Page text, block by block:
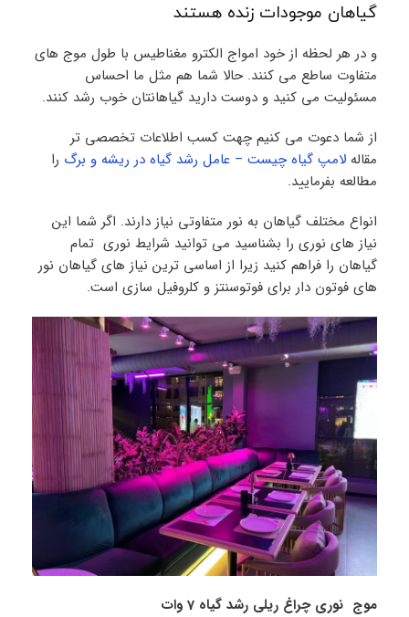
گیاهان موجودات زنده هستند
و در هر لحظه از خود امواج الکترو مغناطیس با طول موج های
متفاوت ساطع می کنند. حالا شما هم مثل ما احساس
مسئولیت می کنید و دوست دارید گیاهانتان خوب رشد کنند.
از شما دعوت می کنیم چهت کسب اطلاعات تخصصی تر
مقاله لامپ گیاه چیست – عامل رشد گیاه در ریشه و برگ را
مطالعه بفرمایید.
انواع مختلف گیاهان به نور متفاوتی نیاز دارند. اگر شما این
نیاز های نوری را بشناسید می توانید شرایط نوری تمام
گیاهان را فراهم کنید زیرا از اساسی ترین نیاز های گیاهان نور
های فوتون دار برای فوتوسنتز و کلروفیل سازی است.
موج نوری چراغ ریلی رشد گیاه 7 وات